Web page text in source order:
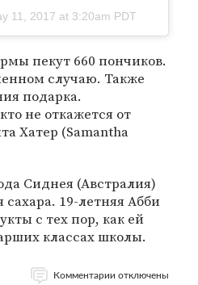
11, 2017 at 3:20am PDT
пекут 660 пончиков.
случаю. Также
подарка.
не откажется от
Хатер (Samantha
Сиднея (Австралия)
сахара. 19-летняя Абби
с тех пор, как ей
классах школы.
Комментарии отключены